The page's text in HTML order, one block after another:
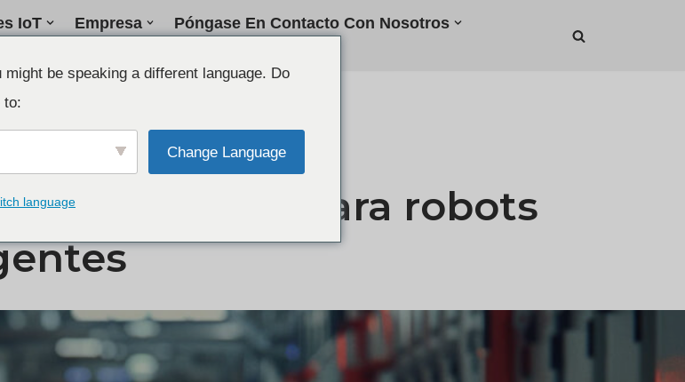
IoT Empresa
Póngase En Contacto Con Nosotros
remota para robots
be speaking a different language. Do
to:
Change Language
language